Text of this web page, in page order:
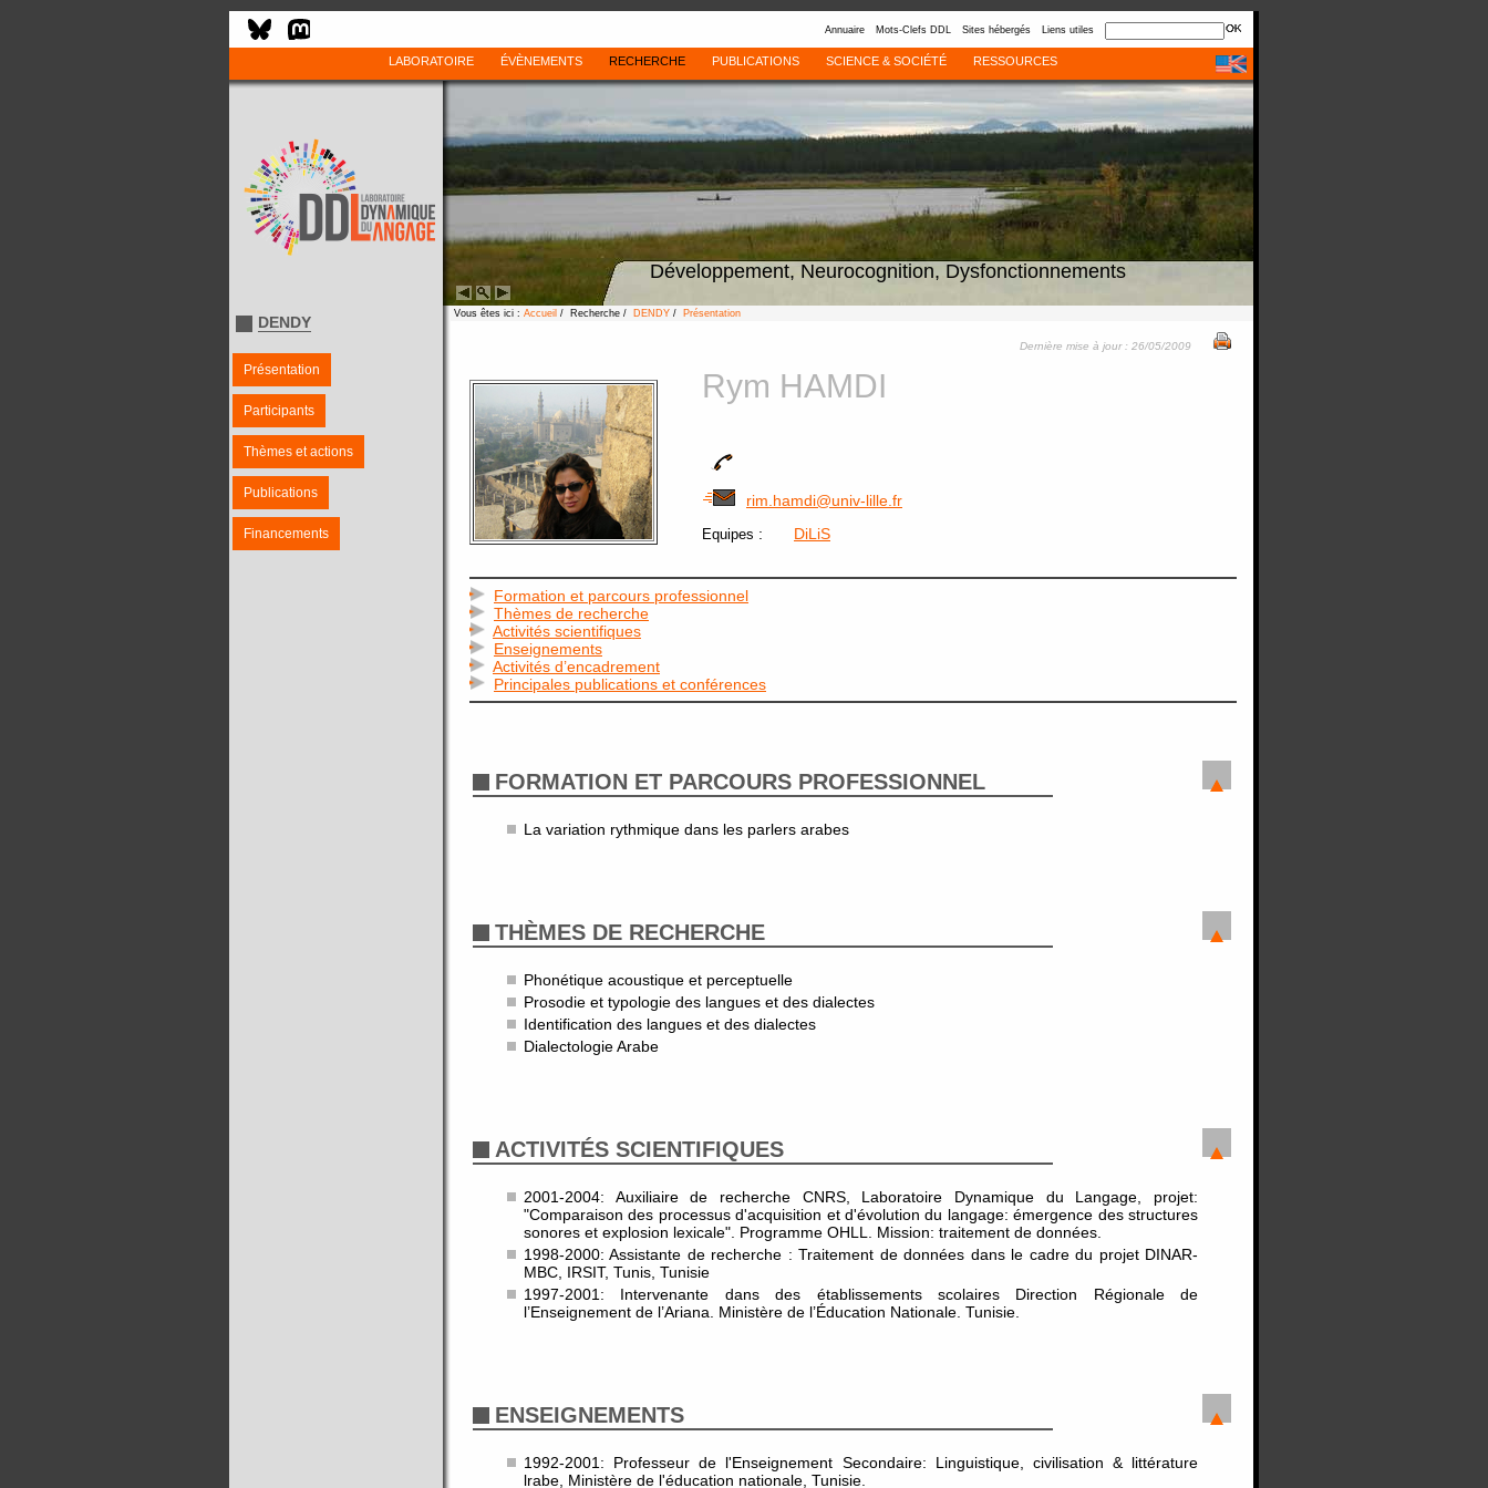
Annuaire Mots-Clefs DDL Sites hébergés Liens utiles
LABORATOIRE ÉVÈNEMENTS RECHERCHE PUBLICATIONS SCIENCE & SOCIÉTÉ RESSOURCES
Développement, Neurocognition, Dysfonctionnements
DENDY
Présentation
Participants
Thèmes et actions
Publications
Financements
Vous êtes ici : Accueil / Recherche / DENDY / Présentation
Dernière mise à jour : 26/05/2009
Rym HAMDI
rim.hamdi@univ-lille.fr
Equipes : DiLiS
Formation et parcours professionnel
Thèmes de recherche
Activités scientifiques
Enseignements
Activités d’encadrement
Principales publications et conférences
FORMATION ET PARCOURS PROFESSIONNEL
La variation rythmique dans les parlers arabes
THÈMES DE RECHERCHE
Phonétique acoustique et perceptuelle
Prosodie et typologie des langues et des dialectes
Identification des langues et des dialectes
Dialectologie Arabe
ACTIVITÉS SCIENTIFIQUES
2001-2004: Auxiliaire de recherche CNRS, Laboratoire Dynamique du Langage, projet:
"Comparaison des processus d'acquisition et d'évolution du langage: émergence des structures
sonores et explosion lexicale". Programme OHLL. Mission: traitement de données.
1998-2000: Assistante de recherche : Traitement de données dans le cadre du projet DINAR-
MBC, IRSIT, Tunis, Tunisie
1997-2001: Intervenante dans des établissements scolaires Direction Régionale de
l’Enseignement de l’Ariana. Ministère de l’Éducation Nationale. Tunisie.
ENSEIGNEMENTS
1992-2001: Professeur de l'Enseignement Secondaire: Linguistique, civilisation & littérature
lrabe, Ministère de l'éducation nationale, Tunisie.